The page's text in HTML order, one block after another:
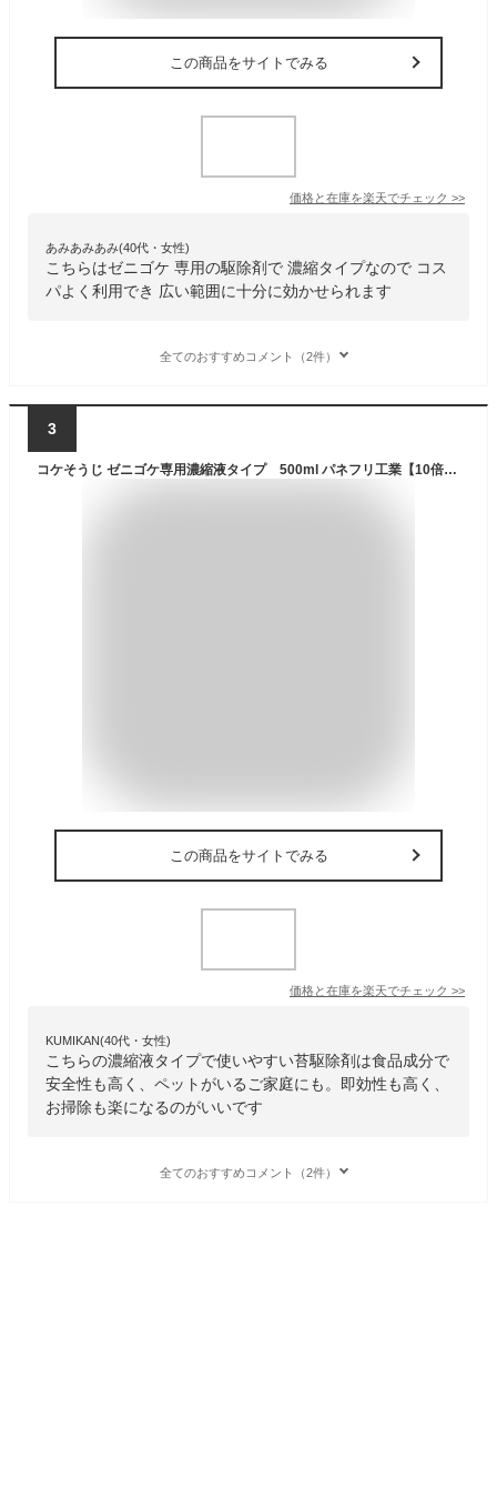
この商品をサイトでみる
価格と在庫を楽天でチェック >>
あみあみあみ(40代・女性)
こちらはゼニゴケ 専用の駆除剤で 濃縮タイプなので コス
パよく利用でき 広い範囲に十分に効かせられます
全てのおすすめコメント（2件）
3
コケそうじ ゼニゴケ専用濃縮液タイプ 500ml パネフリ工業【10倍希釈】
この商品をサイトでみる
価格と在庫を楽天でチェック >>
KUMIKAN(40代・女性)
こちらの濃縮液タイプで使いやすい苔駆除剤は食品成分で
安全性も高く、ペットがいるご家庭にも。即効性も高く、
お掃除も楽になるのがいいです
全てのおすすめコメント（2件）